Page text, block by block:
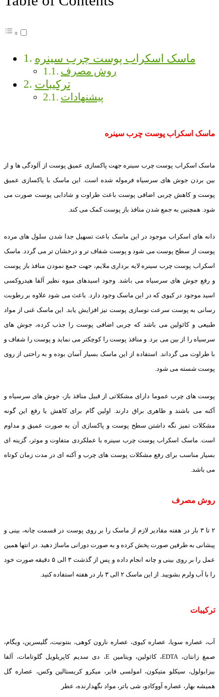
ماسک اسکراب پوست چرب سینره
روش مصرف
ترکیبات
پیشنهادات
ماسک اسکراب پوست چرب سینره
ماسک اسکراب پوست چرب سینره جهت پاکسازی عمیق پوست از آلودگی ها و از
بین بردن جوش های سرسیاه فرموله شده است. این ماسک با پاکسازی عمیق
پوست و کاهش چربی اضافی پوست باعث طراوت و شادابی پوست صورت می
شود. همچنین به جمع شدن منافذ باز پوست کمک می کند.
دانه های اسکراب موجود در این ماسک باعث تسهیل جدا شدن سلول های مرده
پوست از سطح پوست می شود و پوست شفاف تر و درخشان تر می گردد. ماسک
اسکراب پوست چرب سینره لایه برداری ملایم، جهت جمع نمودن منافذ باز پوست
و رفع جوش های سرسیاه می باشد. وجود اسیدهای میوه نظیر آلفا هیدروکسی
اسید موجود در کیوی که در این ماسک وجود دارد. باعث می شود علاوه بر رطوبت
رسانی به پوست سرعت نوسازی پوست نیز افزایش یابد. این ماسک غنی از مواد
طبیعی و کائولین می باشد که چربی اضافی پوست را جذب کرده، جوش های
سرسیاه را از بین می برد. و منافذ پوست را کوچکتر می نماید و پوست را شفاف و
با طراوت می گرداند. استفاده از این ماسک بسیار آسان بوده و به راحتی از روی
پوست شسته می شود.
پوست های چرب عموما دارای مشکلاتی از قبیل منافذ باز، جوش های سرسیاه و
آکنه می باشند و ظاهری براق دارند. اولین گام برای کاهش یا رفع این گونه
مشکلات تمیز نگه داشتن سطح پوست و پاکسازی آن به صورت عمیق و مداوم
است. ماسک اسکراب پوست چرب سینره با عملکردی متفاوت و موثر، گزینه ای
بسیار مناسب برای رفع مشکلات پوست های چرب و آکنه ای در مدت زمان کوتاه
می باشد.
روش مصرف
۲ تا ۳ بار در هفته مقادیر لازم از ماسک را بر روی پوست در قسمت چانه، بینی و
پیشانی به طرفین صورت پخش کرده و به صورت دورانی ماساژ دهید. در انتها همین
عمل را بر روی بینی و چانه انجام داده و پس از گذشت ۳ الی ۵ دقیقه صورت خود
را با آب ولرم بشویید. از این ماسک ۲ الی ۳ بار در هفته استفاده کنید.
ترکیبات
آب، عصاره سویا، عصاره کیوی، عصاره نارون کوهی، بنتونیت، گلیسرین، ویگام،
صمغ زانتان، EDTA، کائولین، ویتامین E، دی سدیم کاپریلویل گلوتامات، آلفا
بیزابولول، سیکلو متیکون، امولسی فایر، میکرو کریستالین وکس، عصاره گل
همیشه بهار، عصاره آووکادو، شی باتر، مواد نگهدارنده، عطر